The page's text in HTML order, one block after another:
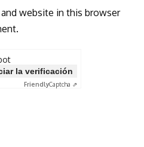
website in this browser
la verificación
FriendlyCaptcha ⇗